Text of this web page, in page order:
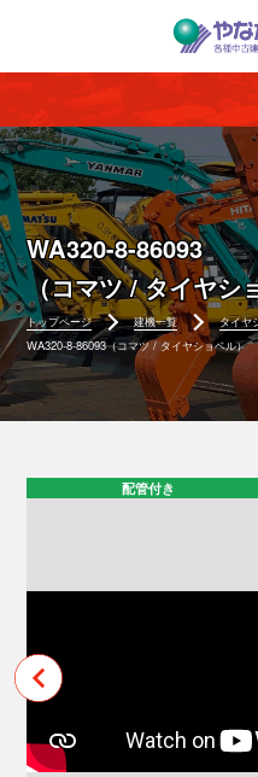
WA320-8-86093
（コマツ / タイヤシ
トップページ 建機一覧
タイヤ
WA320-8-86093（コマツ / タイヤショベル）
配管付き